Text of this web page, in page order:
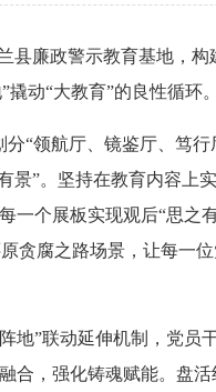
廉政警示教育基地，构
动“大教育”的良性循环。
领航厅、镜鉴厅、笃行
。坚持在教育内容上实
个展板实现观后“思之
贪腐之路场景，让每一
”联动延伸机制，党员
合，强化铸魂赋能。盘